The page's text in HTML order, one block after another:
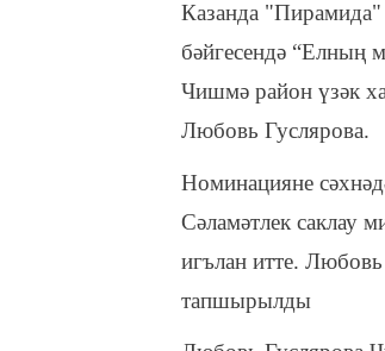
Казанда "Пирамида"
бәйгесендә “Елның
Чишмә район үзәк
Любовь Гуслярова.
Номинацияне
Сәламәтлек саклау
игълан итте. Любовь
тапшырылды